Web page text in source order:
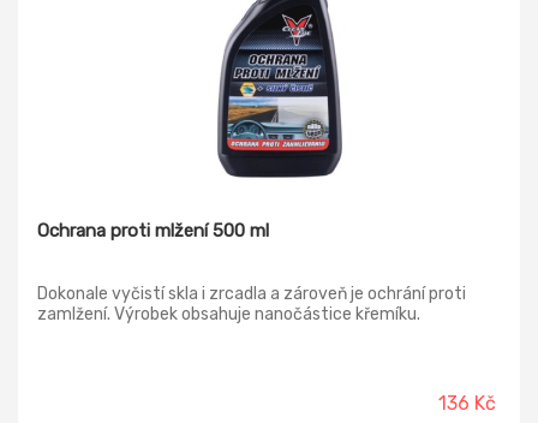
Ochrana proti mlžení 500 ml
Dokonale vyčistí skla i zrcadla a zároveň je ochrání proti
zamlžení. Výrobek obsahuje nanočástice křemíku.
136 Kč